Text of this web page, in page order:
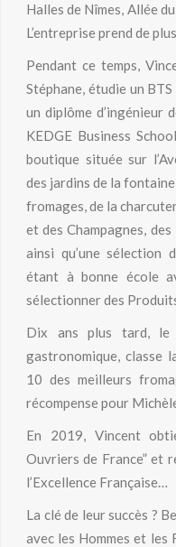
Halles de Nîmes, Allée
L’entreprise prend de
Pendant ce temps,
Stéphane, étudie un
un diplôme d’ingénieur
KEDGE Business
boutique située sur
des jardins de la
fromages, de la
et des Champagnes,
ainsi qu’une sélection
étant à bonne école
sélectionner des
Dix ans plus tard, le
gastronomique, classe
10 des meilleurs
récompense pour
En 2019, Vincent
Ouvriers de France” et
l’Excellence Française…
La clé de leur succès ?
avec les Hommes et les